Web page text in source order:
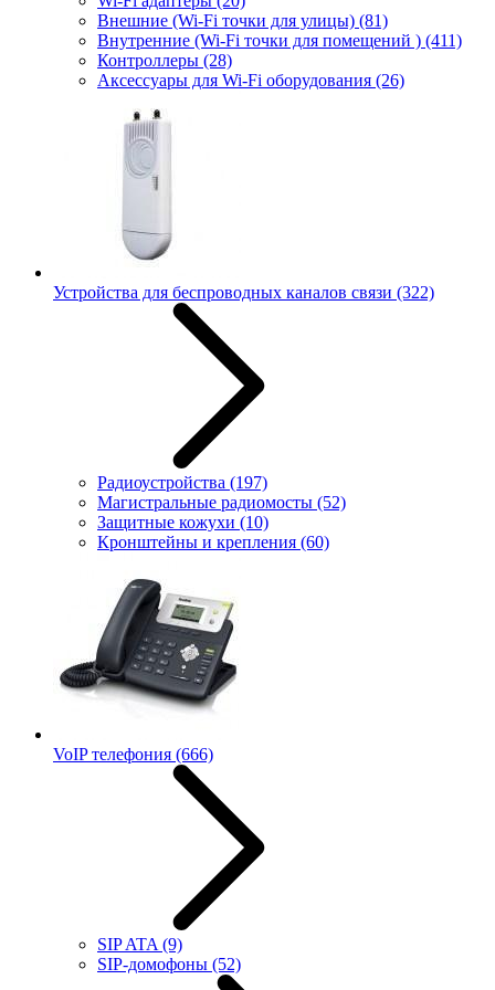
Внешние (Wi-Fi точки для улицы) (81)
Внутренние (Wi-Fi точки для помещений ) (411)
Контроллеры (28)
Аксессуары для Wi-Fi оборудования (26)
Устройства для беспроводных каналов связи (322)
Радиоустройства (197)
Магистральные радиомосты (52)
Защитные кожухи (10)
Кронштейны и крепления (60)
VoIP телефония (666)
SIP ATA (9)
SIP-домофоны (52)